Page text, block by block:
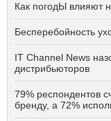
Как погодЫ влияют
Бесперебойность
IT Channel News
дистрибьюторов
79% респондентов
бренду, а 72%